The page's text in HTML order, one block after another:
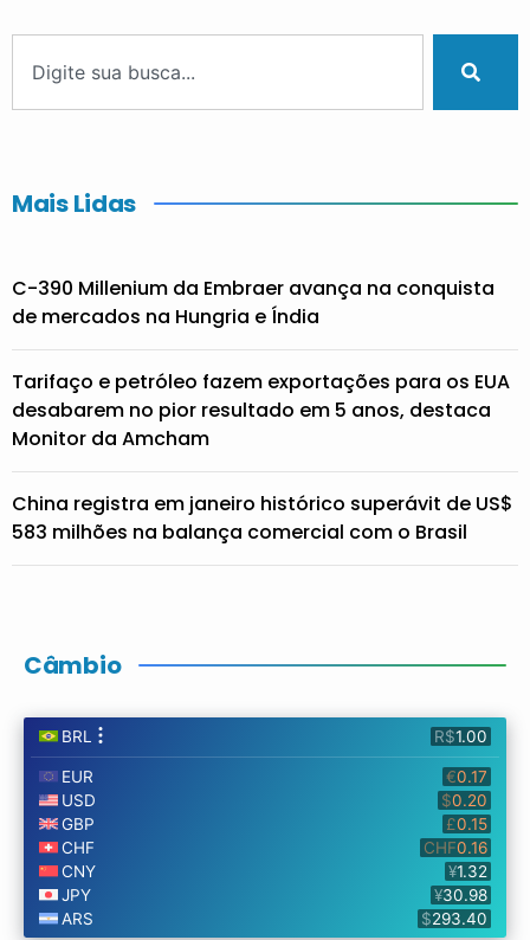
Mais Lidas
C-390 Millenium da Embraer avança na conquista
de mercados na Hungria e Índia
Tarifaço e petróleo fazem exportações para os EUA
desabarem no pior resultado em 5 anos, destaca
Monitor da Amcham
China registra em janeiro histórico superávit de US$
583 milhões na balança comercial com o Brasil
Câmbio